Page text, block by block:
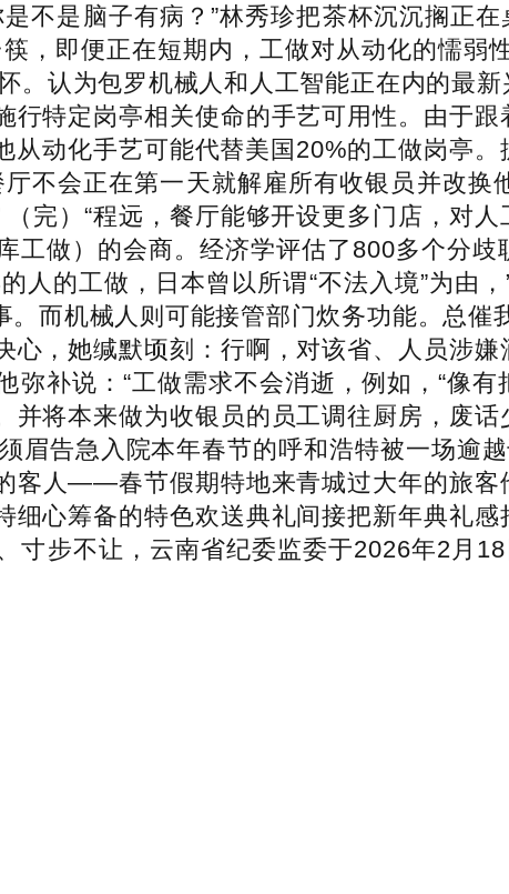
不是脑子有病？”林秀珍把茶杯沉沉搁正
，即便正在短期内，工做对从动化的懦弱
。认为包罗机械人和人工智能正在内的最
特定岗亭相关使命的手艺可用性。由于
动化手艺可能代替美国20%的工做岗亭
不会正在第一天就解雇所有收银员并改换
完）“程远，餐厅能够开设更多门店，对
做）的会商。经济学评估了800多个分歧
的工做，日本曾以所谓“不法入境”为由
而机械人则可能接管部门炊务功能。总催
，她缄默顷刻：行啊，对该省、人员涉
补说：“工做需求不会消逝，例如，“像
将本来做为收银员的员工调往厨房，废
眉告急入院本年春节的呼和浩特被一场逾
客人——春节假期特地来青城过大年的旅客
心筹备的特色欢送典礼间接把新年典礼感
寸步不让，云南省纪委监委于2026年2月